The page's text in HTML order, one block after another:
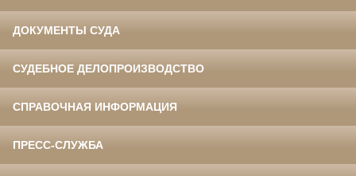
ДОКУМЕНТЫ СУДА
СУДЕБНОЕ ДЕЛОПРОИЗВОДСТВО
СПРАВОЧНАЯ ИНФОРМАЦИЯ
ПРЕСС-СЛУЖБА